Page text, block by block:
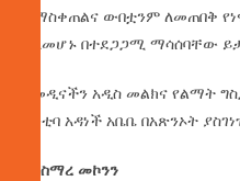
ለማስቀጠልና ውበቷንም ለመጠበቅ
ስለመሆኑ በተደጋጋሚ ማሳሰባቸው
የመዲናችን አዲስ መልክና የልማት
ከንቲባ አዳነች አቤቤ በአጽንኦት
በአስማረ መኮንን